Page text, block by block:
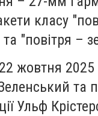
класу
та "повітря –
жовтня 2025
та
Ульф